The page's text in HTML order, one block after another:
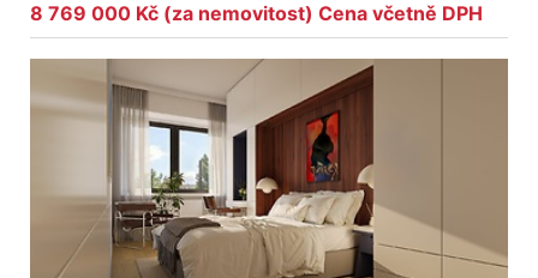
8 769 000 Kč (za nemovitost) Cena včetně DPH